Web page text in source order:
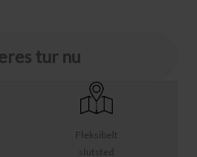
Fleksibelt
slutsted
tur nu